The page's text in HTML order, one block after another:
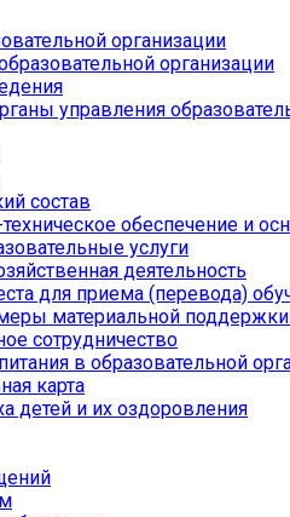
организации
организации
управления
состав
обеспечение и
услуги
деятельность
для приема (перевода)
материальной
сотрудничество
в образовательной
карта
детей и их оздоровления